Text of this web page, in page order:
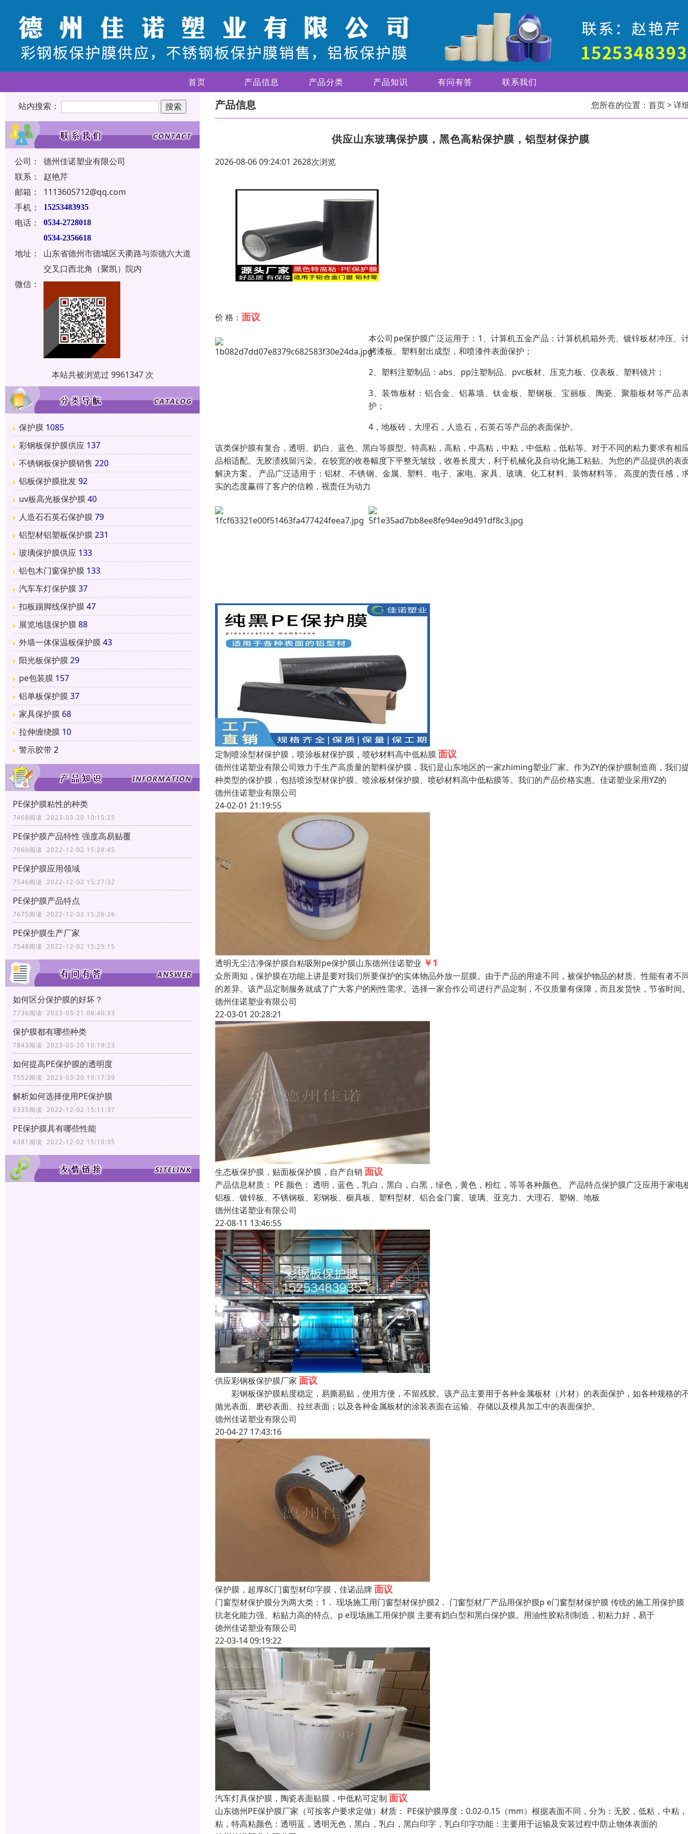
首页 产品信息 产品分类 产品知识 有问有答 联系我们
站内搜索：
公司：
德州佳诺塑业有限公司
联系：
赵艳芹
邮箱：
1113605712@qq.com
手机：
15253483935
电话：
0534-2728018
0534-2356618
地址：
山东省德州市德城区天衢路与崇德六大道
交叉口西北角（聚凯）院内
微信：
本站共被浏览过 9961347 次
保护膜 1085
彩钢板保护膜供应 137
不锈钢板保护膜销售 220
铝板保护膜批发92
uv板高光板保护膜40
人造石石英石保护膜79
铝型材铝塑板保护膜231
玻璃保护膜供应 133
铝包木门窗保护膜 133
汽车车灯保护膜37
扣板踢脚线保护膜47
展览地毯保护膜88
外墙一体保温板保护膜43
阳光板保护膜29
pe包装膜 157
铝单板保护膜37
家具保护膜 68
拉伸缠绕膜 10
警示胶带2
PE保护膜粘性的种类
7468阅读 2023-03-20 10:15:25
PE保护膜产品特性 强度高易贴覆
7660阅读 2022-12-02 15:28:45
PE保护膜应用领域
7546阅读 2022-12-02 15:27:32
PE保护膜产品特点
7675阅读 2022-12-02 15:26:26
PE保护膜生产厂家
7548阅读 2022-12-02 15:25:15
如何区分保护膜的好坏？
7736阅读 2023-03-21 08:40:33
保护膜都有哪些种类
7843阅读 2023-03-20 10:19:23
如何提高PE保护膜的透明度
7552阅读 2023-03-20 10:17:39
解析如何选择使用PE保护膜
6335阅读 2022-12-02 15:11:37
PE保护膜具有哪些性能
6381阅读 2022-12-02 15:10:35
产品信息 您所在的位置： 首页> 详
供应山东玻璃保护膜，黑色高粘保护膜，铝型材保护膜
2026-08-06 09:24:01 2628次浏览
价 格： 面议
本公司pe保护膜广泛运用于：1、计算机五金产品：计算机机箱外壳、镀锌板材冲压、
烤漆板、塑料射出成型，和喷漆件表面保护；
2、塑料注塑制品：abs、pp注塑制品、pvc板材、压克力板、仪表板、塑料镜片；
3、装饰板材：铝合金、铝幕墙、钛金板、塑钢板、宝丽板、陶瓷、聚脂板材等产品
护；
4，地板砖，大理石，人造石，石英石等产品的表面保护。
该类保护膜有复合，透明、奶白、蓝色、黑白等膜型。特高粘，高粘，中高粘，中粘，中低粘，低粘等。对于不同的粘力要求有相
品相适配。无胶渍残留污染。在较宽的收卷幅度下平整无皱纹，收卷长度大，利于机械化及自动化施工粘贴。为您的产品提供的表
解决方案。 产品广泛适用于：铝材、不锈钢、金属、塑料、电子、家电、家具、玻璃、化工材料、装饰材料等。 高度的责任感，
实的态度赢得了客户的信赖，视责任为动力
定制喷涂型材保护膜，喷涂板材保护膜，喷砂材料高中低粘膜面议
德州佳诺塑业有限公司致力于生产高质量的塑料保护膜，我们是山东地区的一家zhiming塑业厂家。作为ZY的保护膜制造商，我们
种类型的保护膜，包括喷涂型材保护膜、喷涂板材保护膜、喷砂材料高中低粘膜等。我们的产品价格实惠。佳诺塑业采用YZ的
德州佳诺塑业有限公司
24-02-01 21:19:55
透明无尘洁净保护膜自粘吸附pe保护膜山东德州佳诺塑业 ￥1
众所周知，保护膜在功能上讲是要对我们所要保护的实体物品外放一层膜。由于产品的用途不同，被保护物品的材质、性能有者不
的差异。该产品定制服务就成了广大客户的刚性需求。选择一家合作公司进行产品定制，不仅质量有保障，而且发货快，节省时间
德州佳诺塑业有限公司
22-03-01 20:28:21
生态板保护膜，贴面板保护膜，自产自销 面议
产品信息材质： PE 颜色： 透明，蓝色，乳白，黑白，白黑，绿色，黄色，粉红，等等各种颜色。 产品特点保护膜广泛应用于家电
铝板、镀锌板、不锈钢板、彩钢板、橱具板、塑料型材、铝合金门窗、玻璃、亚克力、大理石、塑钢、地板
德州佳诺塑业有限公司
22-08-11 13:46:55
供应彩钢板保护膜厂家 面议
彩钢板保护膜粘度稳定，易撕易贴，使用方便，不留残胶。该产品主要用于各种金属板材（片材）的表面保护，如各种规格的
抛光表面、磨砂表面、拉丝表面；以及各种金属板材的涂装表面在运输、存储以及模具加工中的表面保护。
德州佳诺塑业有限公司
20-04-27 17:43:16
保护膜，超厚8C门窗型材印字膜，佳诺品牌面议
门窗型材保护膜分为两大类：1． 现场施工用门窗型材保护膜2． 门窗型材厂产品用保护膜p e门窗型材保护膜 传统的施工用保护膜
抗老化能力强、粘贴力高的特点。p e现场施工用保护膜 主要有奶白型和黑白保护膜。用油性胶粘剂制造，初粘力好，易于
德州佳诺塑业有限公司
22-03-14 09:19:22
汽车灯具保护膜，陶瓷表面贴膜，中低粘可定制 面议
山东德州PE保护膜厂家（可按客户要求定做）材质： PE保护膜厚度：0.02-0.15（mm）根据表面不同，分为：无胶，低粘，中粘
粘，特高粘颜色：透明蓝，透明无色，黑白，乳白，黑白印字，乳白印字功能：主要用于运输及安装过程中防止物体表面的